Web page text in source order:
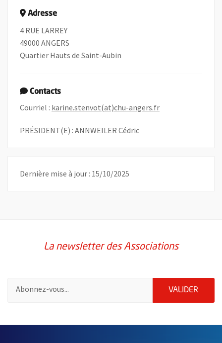
Adresse
4 RUE LARREY
49000 ANGERS
Quartier Hauts de Saint-Aubin
Contacts
Courriel : karine.stenvot(at)chu-angers.fr, Ouvre une
PRÉSIDENT(E) : ANNWEILER Cédric
Dernière mise à jour : 15/10/2025
La newsletter des Associations
VALIDER